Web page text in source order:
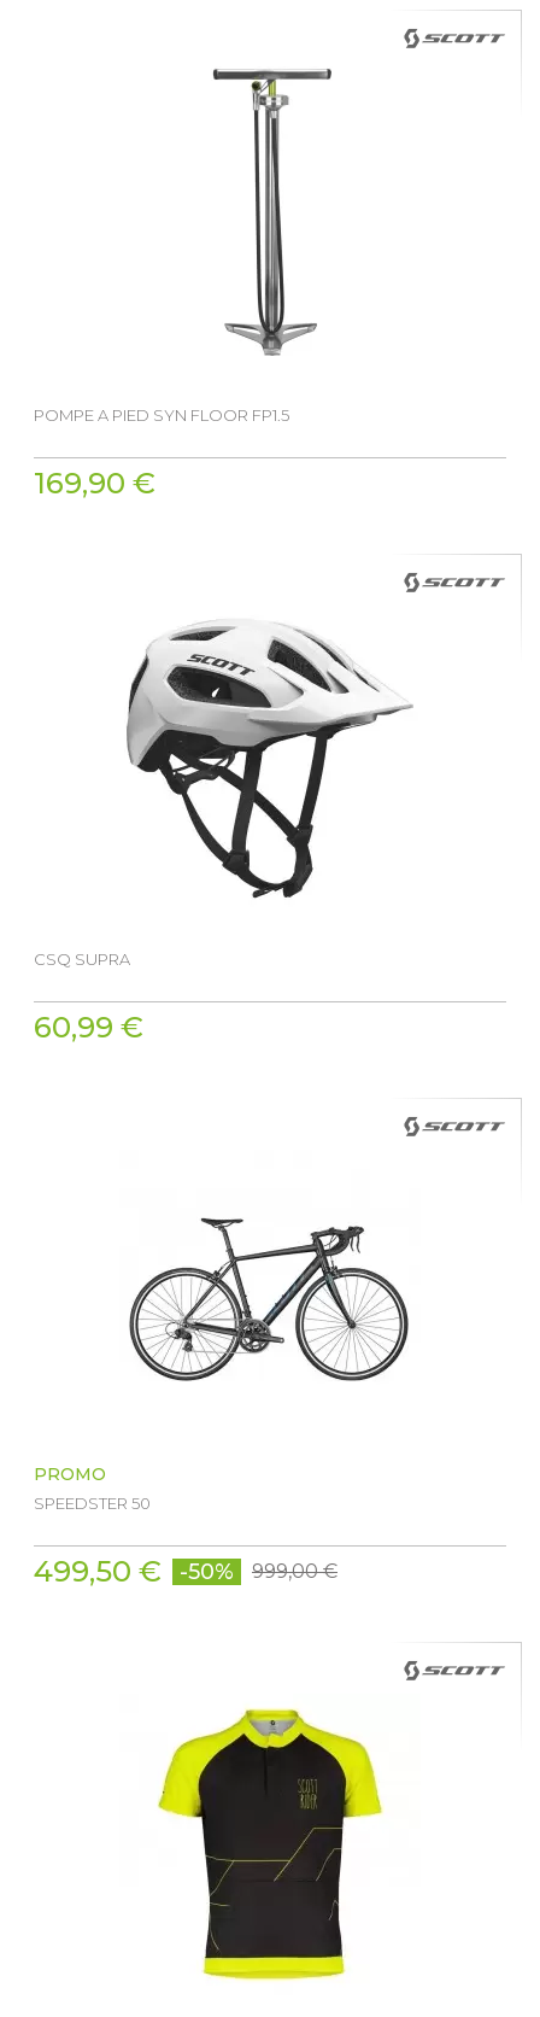
POMPE A PIED SYN FLOOR FP1.5
169,90 €
CSQ SUPRA
60,99 €
PROMO
SPEEDSTER 50
499,50 € -50% 999,00 €